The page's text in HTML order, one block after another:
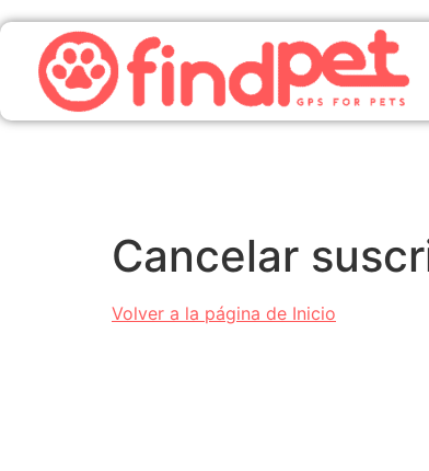
Cancelar
Volver a la página de Inicio